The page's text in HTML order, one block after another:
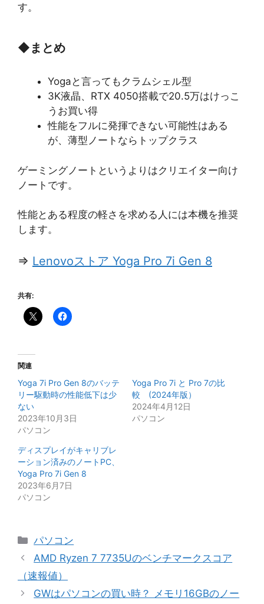
す。
◆まとめ
Yogaと言ってもクラムシェル型
3K液晶、RTX 4050搭載で20.5万はけっこ
うお買い得
性能をフルに発揮できない可能性はある
が、薄型ノートならトップクラス
ゲーミングノートというよりはクリエイター向け
ノートです。
性能とある程度の軽さを求める人には本機を推奨
します。
⇒ Lenovoストア Yoga Pro 7i Gen 8
共有:
関連
Yoga 7i Pro Gen 8のバッテ
リー駆動時の性能低下は少
ない
2023年10月3日
パソコン
Yoga Pro 7i と Pro 7の比
較 (2024年版）
2024年4月12日
パソコン
ディスプレイがキャリブレ
ーション済みのノートPC、
Yoga Pro 7i Gen 8
2023年6月7日
パソコン
カ
テ
リ
ー
パソコン
AMD Ryzen 7 7735Uのベンチマークスコア
（速報値）
GWはパソコンの買い時？ メモリ16GBのノー